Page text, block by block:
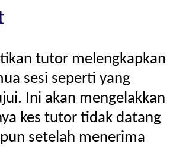
tutor melengkapkan
sesi seperti yang
Ini akan mengelakkan
kes tutor tidak datang
setelah menerima